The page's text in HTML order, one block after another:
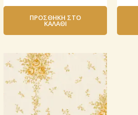
ΠΡΟΣΘΉΚΗ ΣΤΟ
ΚΑΛΆΘΙ